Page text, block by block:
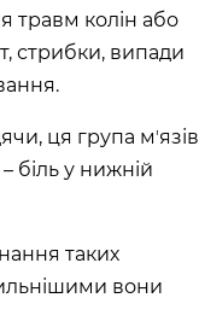
травм колін або
стрибки, випади
ця група мʼязів
біль у нижній
таких
вони